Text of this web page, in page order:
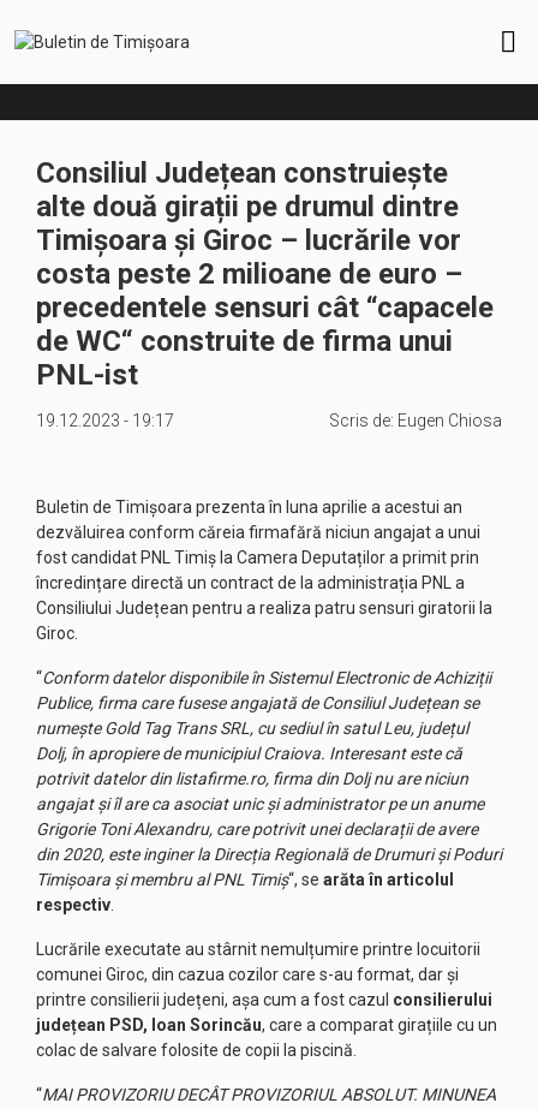
Consiliul Județean construiește
alte două girații pe drumul dintre
Timișoara și Giroc – lucrările vor
costa peste 2 milioane de euro –
precedentele sensuri cât “capacele
de WC“ construite de firma unui
PNL-ist
19.12.2023 - 19:17 Scris de: Eugen Chiosa
Buletin de Timișoara prezenta în luna aprilie a acestui an
dezvăluirea conform căreia firmafără niciun angajat a unui
fost candidat PNL Timiș la Camera Deputaților a primit prin
încredințare directă un contract de la administrația PNL a
Consiliului Județean pentru a realiza patru sensuri giratorii la
Giroc.
“Conform datelor disponibile în Sistemul Electronic de Achiziții
Publice, firma care fusese angajată de Consiliul Județean se
numește Gold Tag Trans SRL, cu sediul în satul Leu, județul
Dolj, în apropiere de municipiul Craiova. Interesant este că
potrivit datelor din listafirme.ro, firma din Dolj nu are niciun
angajat și îl are ca asociat unic și administrator pe un anume
Grigorie Toni Alexandru, care potrivit unei declarații de avere
din 2020, este inginer la Direcția Regională de Drumuri și Poduri
Timișoara și membru al PNL Timiș“, se arăta în articolul
respectiv
Lucrările executate au stârnit nemulțumire printre locuitorii
comunei Giroc, din cazua cozilor care s-au format, dar și
printre consilierii județeni, așa cum a fost cazul consilierului
județean PSD, Ioan Sorincău, care a comparat girațiile cu un
colac de salvare folosite de copii la piscină.
“MAI PROVIZORIU DECÂT PROVIZORIUL ABSOLUT. MINUNEA